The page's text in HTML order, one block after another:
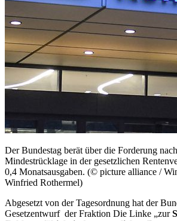
Der Bundestag berät über die Forderung
Mindestrücklage in der gesetzlichen
0,4 Monatsausgaben. (© picture alliance /
Winfried Rothermel)
Abgesetzt von der Tagesordnung hat der
Gesetzentwurf der Fraktion Die Linke „zur